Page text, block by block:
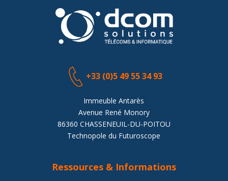
+33 (0)5 49 55 34 93
Immeuble Antarès
Avenue René Monory
86360 CHASSENEUIL-DU-POITOU
Technopole du Futuroscope
Ressources & Informations